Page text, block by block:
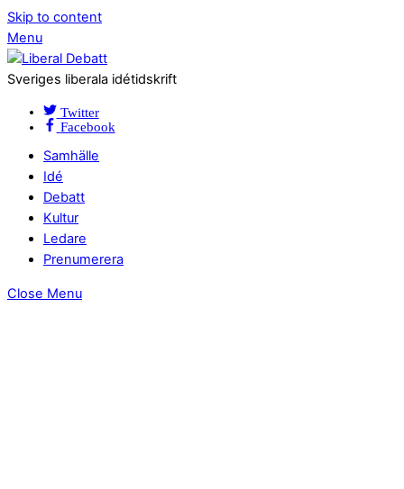
Skip to content
Menu
Sveriges liberala idétidskrift
Twitter
Facebook
Samhälle
Idé
Debatt
Kultur
Ledare
Prenumerera
Close Menu